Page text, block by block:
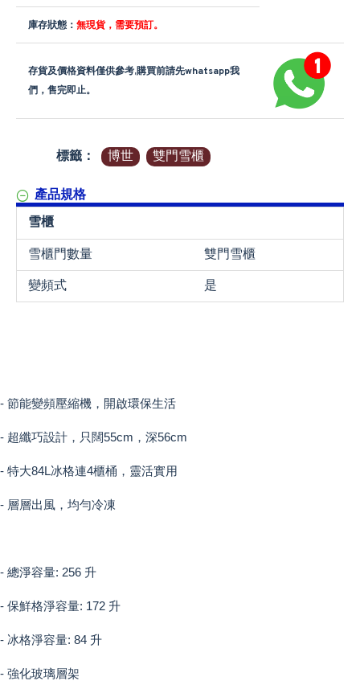
庫存狀態： 無現貨，需要預訂。
存貨及價格資料僅供參考,購買前請先whatsapp我
們，售完即止。
標籤： 博世 雙門雪櫃
產品規格
雪櫃
雪櫃門數量
雙門雪櫃
變頻式
是
- 節能變頻壓縮機，開啟環保生活
- 超纖巧設計，只闊55cm，深56cm
- 特大84L冰格連4櫃桶，靈活實用
- 層層出風，均勻冷凍
- 總淨容量: 256 升
- 保鮮格淨容量: 172 升
- 冰格淨容量: 84 升
- 強化玻璃層架